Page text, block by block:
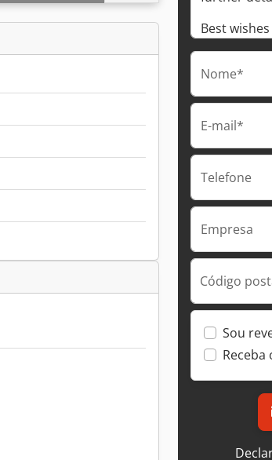
Nome*
E-mail*
Telefone
Empresa
Código
Sou